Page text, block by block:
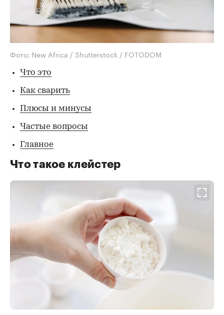
Фото: New Africa / Shutterstock / FOTODOM
Что это
Как сварить
Плюсы и минусы
Частые вопросы
Главное
Что такое клейстер